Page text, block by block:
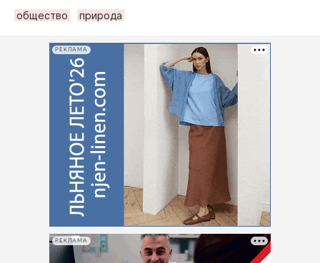
общество
природа
РЕКЛАМА
РЕКЛАМА